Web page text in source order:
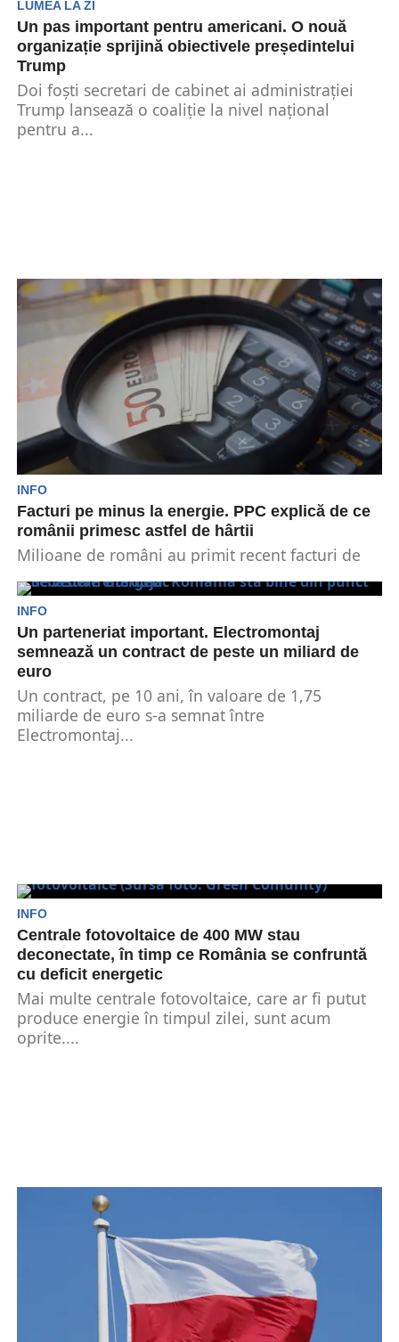
LUMEA LA ZI
Un pas important pentru americani. O nouă
organizație sprijină obiectivele președintelui
Trump
Doi foști secretari de cabinet ai administrației
Trump lansează o coaliție la nivel național
pentru a...
INFO
Facturi pe minus la energie. PPC explică de ce
românii primesc astfel de hârtii
Milioane de români au primit recent facturi de
decembrie 2024. Facturile...
INFO
Un parteneriat important. Electromontaj
semnează un contract de peste un miliard de
euro
Un contract, pe 10 ani, în valoare de 1,75
miliarde de euro s-a semnat între
Electromontaj...
INFO
Centrale fotovoltaice de 400 MW stau
deconectate, în timp ce România se confruntă
cu deficit energetic
Mai multe centrale fotovoltaice, care ar fi putut
produce energie în timpul zilei, sunt acum
oprite....